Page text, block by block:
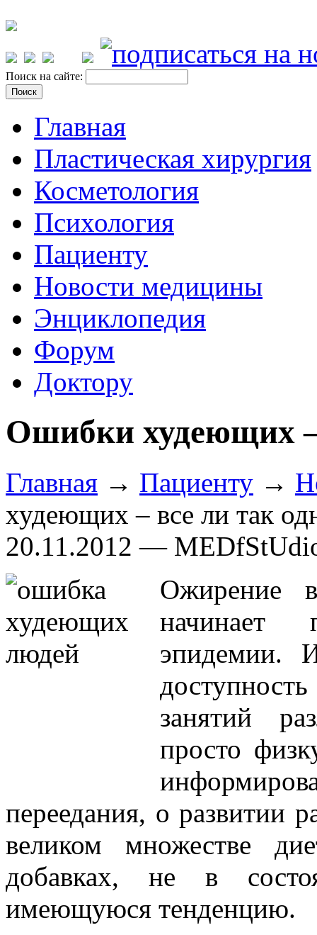
Поиск на сайте:
Главная
Пластическая хирургия
Косметология
Психология
Пациенту
Новости медицины
Энциклопедия
Форум
Доктору
Ошибки худеющих –
Главная → Пациенту →
худеющих – все ли так
20.11.2012 —
Ожирение
начинает
эпидемии.
занятий
просто
переедания, о развитии
великом множестве
добавках, не в
имеющуюся тенденцию.